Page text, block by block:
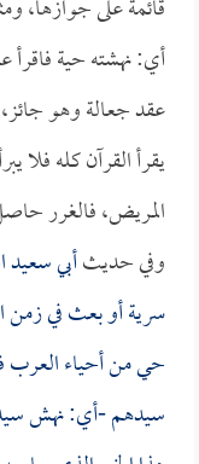
قائمة على جوازها،
أي: نهشته حية فاقرأ
عقد جعالة وهو
يقرأ القرآن كله فلا
المريض، فالغرر
وفي حديثأبي
سرية أو بعث في زمن
حي من أحياء
سيدهم -أي: نهش